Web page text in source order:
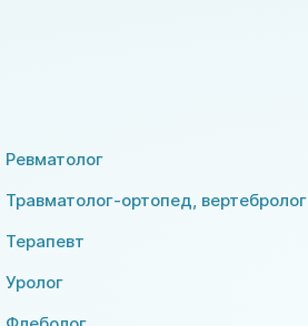
Ревматолог
Травматолог-ортопед, вертебролог
Терапевт
Уролог